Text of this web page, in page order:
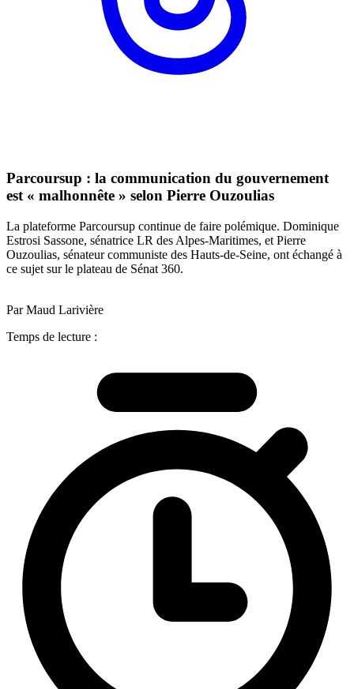
Parcoursup : la communication du gouvernement
est « malhonnête » selon Pierre Ouzoulias
La plateforme Parcoursup continue de faire polémique. Dominique
Estrosi Sassone, sénatrice LR des Alpes-Maritimes, et Pierre
Ouzoulias, sénateur communiste des Hauts-de-Seine, ont échangé à
ce sujet sur le plateau de Sénat 360.
Par Maud Larivière
Temps de lecture :